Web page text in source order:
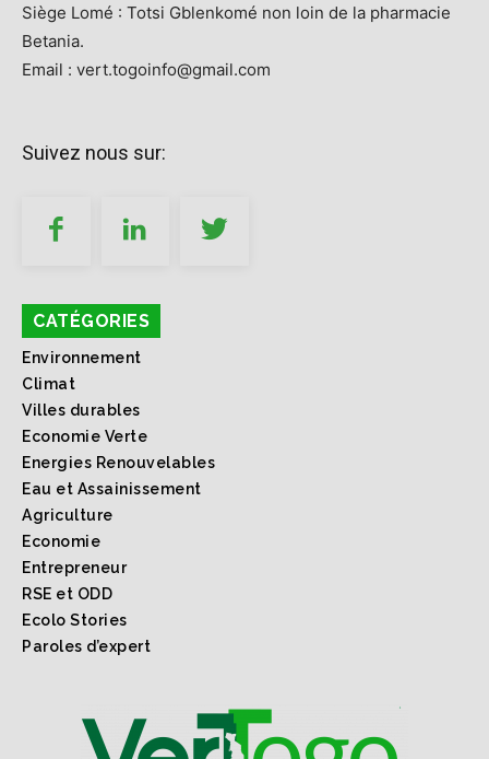
Siège Lomé : Totsi Gblenkomé non loin de la pharmacie
Betania.
Email : vert.togoinfo@gmail.com
Suivez nous sur:
CATÉGORIES
Environnement
Climat
Villes durables
Economie Verte
Energies Renouvelables
Eau et Assainissement
Agriculture
Economie
Entrepreneur
RSE et ODD
Ecolo Stories
Paroles d’expert